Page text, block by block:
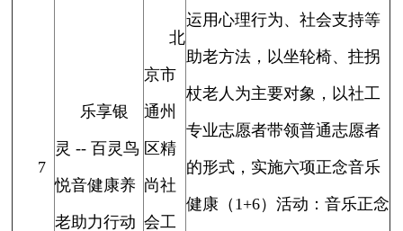
7
乐享银
灵 -- 百灵鸟
悦音健康养
老助力行动
北
京市
通州
区精
尚社
会工
运用心理行为、社会支持等
助老方法，以坐轮椅、拄拐
杖老人为主要对象，以社工
专业志愿者带领普通志愿者
的形式，实施六项正念音乐
健康（1+6）活动：音乐正念